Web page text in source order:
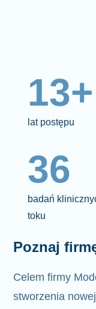
13+
lat postępu
36
badań
toku
Poznaj
Celem firmy
stworzenia